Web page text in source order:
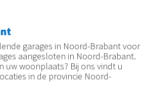
garages in Noord-Brabant voor
aangesloten in Noord-Brabant.
uw woonplaats? Bij ons vindt u
in de provincie Noord-